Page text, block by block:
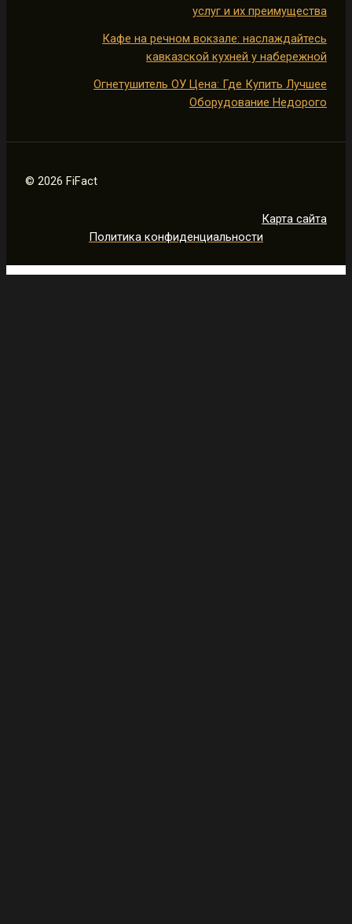
услуг и их преимущества
Кафе на речном вокзале: наслаждайтесь
кавказской кухней у набережной
Огнетушитель ОУ Цена: Где Купить Лучшее
Оборудование Недорого
© 2026 FiFact
Карта сайта
Политика конфиденциальности